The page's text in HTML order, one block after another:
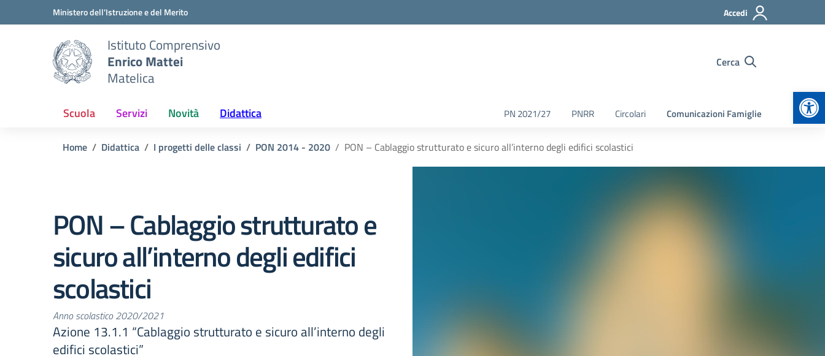
Vai ai contenuti
Vai al menu di navigazioneMinistero dell'Istruzione e del Merito Accedi
Istituto Comprensivo
Enrico Mattei
Matelica
Cerca
Scuola Servizi Novità Didattica PN 2021/27 PNRR Circolari Comunicazioni Famiglie
Home Didattica I progetti delle classi PON 2014 - 2020 PON – Cablaggio strutturato e sicuro all’interno degli edifici scolastici
PON – Cablaggio strutturato e
sicuro all’interno degli edifici
scolastici
Anno scolastico 2020/2021
Azione 13.1.1 “Cablaggio strutturato e sicuro all’interno degli
edifici scolastici”